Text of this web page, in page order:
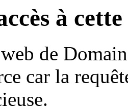
à
de
car la